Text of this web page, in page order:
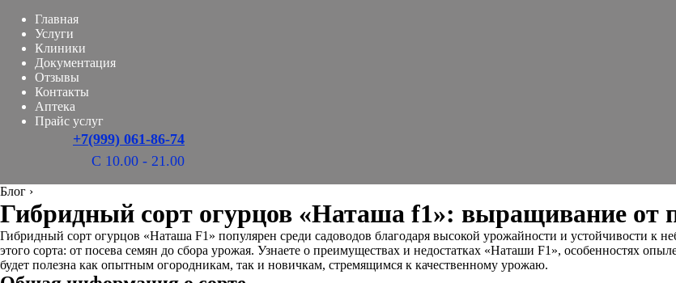
Главная
Услуги
Клиники
Документация
Отзывы
Контакты
Аптека
Прайс услуг
+7(999) 061-86-74
С 10.00 - 21.00
Блог ›
Гибридный сорт огурцов «Наташа f1»: выращивание от
Гибридный сорт огурцов «Наташа F1» популярен среди садоводов благодаря высокой урожайности и устойчивости к
этого сорта: от посева семян до сбора урожая. Узнаете о преимуществах и недостатках «Наташи F1», особенностях
будет полезна как опытным огородникам, так и новичкам, стремящимся к качественному урожаю.